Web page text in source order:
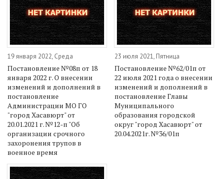
19 января 2022, Среда
Постановление №08п от 18
января 2022 г. О внесении
изменений и дополнений в
постановление
Администрации МО ГО
"город Хасавюрт" от
20.01.2021 г. №12-п "Об
организации срочного
захоронения трупов в
военное время
23 июля 2021, Пятница
Постановление №62/01п от
22 июля 2021 года о внесении
изменений и дополнений в
постановление Главы
Муниципального
образования городской
округ "город Хасавюрт" от
20.04.2021г. №36/01п